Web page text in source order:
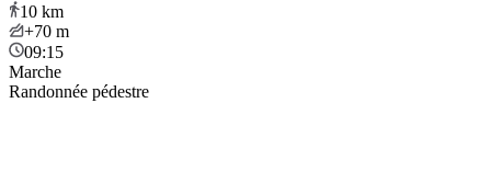
10 km
+70 m
09:15
Marche
Randonnée pédestre